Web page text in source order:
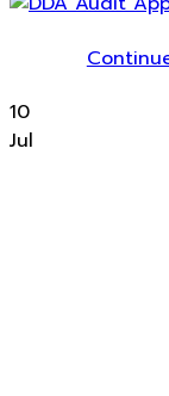
10
Jul